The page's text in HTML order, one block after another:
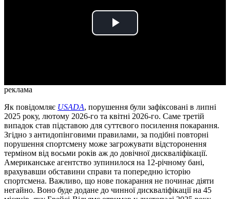
Play
реклама
Як повідомляє USADA, порушення були зафіксовані в липні
2025 року, лютому 2026-го та квітні 2026-го. Саме третій
випадок став підставою для суттєвого посилення покарання.
Згідно з антидопінговими правилами, за подібні повторні
порушення спортсмену може загрожувати відсторонення
терміном від восьми років аж до довічної дискваліфікації.
Американське агентство зупинилося на 12-річному бані,
врахувавши обставини справи та попередню історію
спортсмена. Важливо, що нове покарання не починає діяти
негайно. Воно буде додане до чинної дискваліфікації на 45